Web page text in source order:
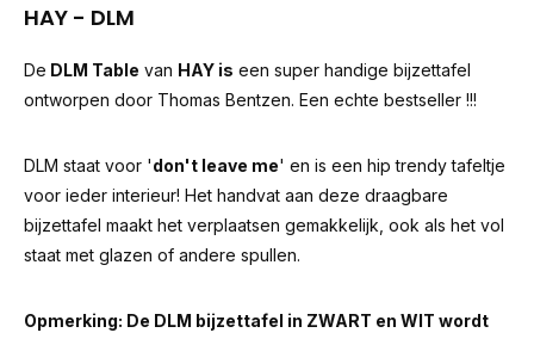
HAY - DLM
De DLM Table van HAY is een super handige bijzettafel
ontworpen door Thomas Bentzen. Een echte bestseller !!!
DLM staat voor 'don't leave me' en is een hip trendy tafeltje
voor ieder interieur! Het handvat aan deze draagbare
bijzettafel maakt het verplaatsen gemakkelijk, ook als het vol
staat met glazen of andere spullen.
Opmerking: De DLM bijzettafel in ZWART en WIT wordt